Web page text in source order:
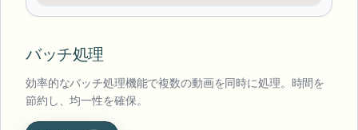
バッチ処理
効率的なバッチ処理機能で複数の動画を同時に処理。時間を
節約し、均一性を確保。